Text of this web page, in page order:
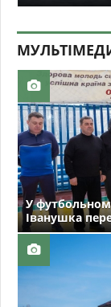
У
Іванушка